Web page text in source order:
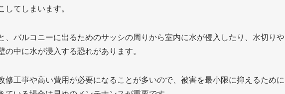
してしまいます。
、バルコニーに出るためのサッシの周りから室内に水が侵入したり、水切りや
の中に水が浸入する恐れがあります。
修工事や高い費用が必要になることが多いので、被害を最小限に抑えるために